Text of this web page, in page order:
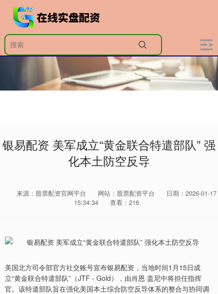
银易配资 美军成立“黄金联合特遣部队” 强
化本土防空反导
来源：股票配资官网平台 网站：股票配资平台
日期：2026-01-17
15:34:34
查看：216
美国北方司令部官方社交账号宣布银易配资，当地时间1月15日成
立“黄金联合特遣部队”（JTF - Gold），由肖恩·盖尼中将担任指挥
官。该特遣部队旨在强化美国本土综合防空反导体系的整合与协同调